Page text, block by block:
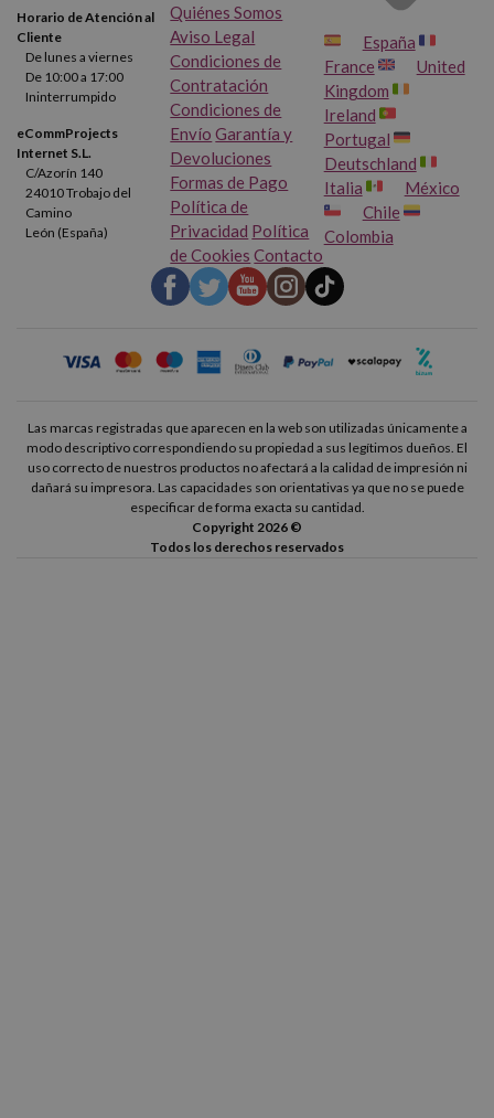
Horario de Atención al
Cliente
De lunes a viernes
De 10:00 a 17:00
Ininterrumpido
eCommProjects
Internet S.L.
C/Azorín 140
24010 Trobajo del
Camino
León (España)
Quiénes Somos
Aviso Legal
Condiciones de
Contratación
Condiciones de
Envío Garantía y
Devoluciones
Formas de Pago
Política de
Privacidad Política
de Cookies Contacto
España
France
United
Kingdom
Ireland
Portugal
Deutschland
Italia
México
Chile
Colombia
Las marcas registradas que aparecen en la web son utilizadas únicamente a
modo descriptivo correspondiendo su propiedad a sus legítimos dueños. El
uso correcto de nuestros productos no afectará a la calidad de impresión ni
dañará su impresora. Las capacidades son orientativas ya que no se puede
especificar de forma exacta su cantidad.
Copyright 2026 ©
Todos los derechos reservados